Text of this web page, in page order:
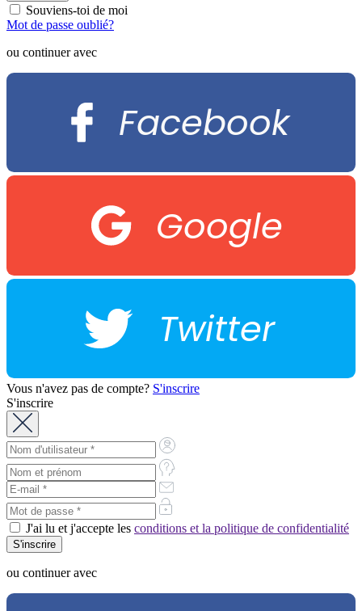
Souviens-toi de moi
Mot de passe oublié?
ou continuer avec
Facebook
Google
Twitter
Vous n'avez pas de compte? S'inscrire
S'inscrire
J'ai lu et j'accepte les conditions et la politique de confidentialité
ou continuer avec